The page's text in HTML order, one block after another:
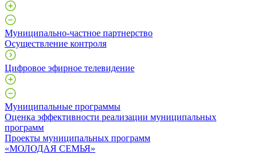
Муниципально-частное партнерство
Осуществление контроля
Цифровое эфирное телевидение
Муниципальные программы
Оценка эффективности реализации муниципальных
программ
Проекты муниципальных программ
«МОЛОДАЯ СЕМЬЯ»